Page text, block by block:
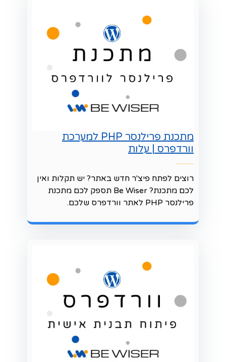
מתכנת פרילנסר PHP למערכת
וורדפרס | עלות
רוצים לפתח פיצ'ר חדש באתר? יש תקלות ואין
לכם מתכנת? Be Wiser תספק לכם מתכנת
פרילנסר PHP לאתר וורדפרס שלכם.